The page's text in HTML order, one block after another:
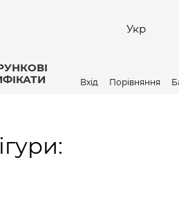
Укр
Вхід Порівняння